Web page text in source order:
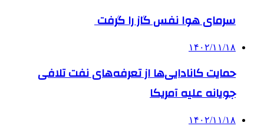
سرمای هوا نفس گاز را گرفت
۱۴۰۲/۱۱/۱۸
حمایت کانادایی‌ها از تعرفه‌های نفت تلافی
جویانه علیه آمریکا
۱۴۰۲/۱۱/۱۸